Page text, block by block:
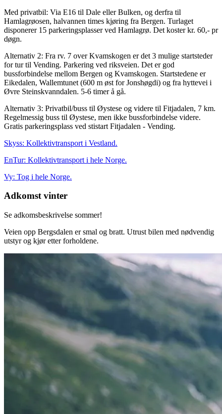
Med privatbil: Via E16 til Dale eller Bulken, og derfra til
Hamlagrøosen, halvannen times kjøring fra Bergen. Turlaget
disponerer 15 parkeringsplasser ved Hamlagrø. Det koster kr. 60,- pr
døgn.
Alternativ 2: Fra rv. 7 over Kvamskogen er det 3 mulige startsteder
for tur til Vending. Parkering ved riksveien. Det er god
bussforbindelse mellom Bergen og Kvamskogen. Startstedene er
Eikedalen, Wallemtunet (600 m øst for Jonshøgdi) og fra hyttevei i
Øvre Steinskvanndalen. 5-6 timer å gå.
Alternativ 3: Privatbil/buss til Øystese og videre til Fitjadalen, 7 km.
Regelmessig buss til Øystese, men ikke bussforbindelse videre.
Gratis parkeringsplass ved stistart Fitjadalen - Vending.
Skyss: Kollektivtransport i Vestland.
EnTur: Kollektivtransport i hele Norge.
Vy: Tog i hele Norge.
Adkomst vinter
Se adkomsbeskrivelse sommer!
Veien opp Bergsdalen er smal og bratt. Utrust bilen med nødvendig
utstyr og kjør etter forholdene.